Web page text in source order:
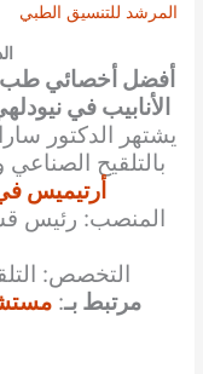
المرشد للتنسيق الطبي
أفضل أخصائي طب
الأنابيب في
يشتهر الدكتور
بالتلقيح
أرتيميس
المنصب: رئيس
التخصص:
مرتبط بـ: